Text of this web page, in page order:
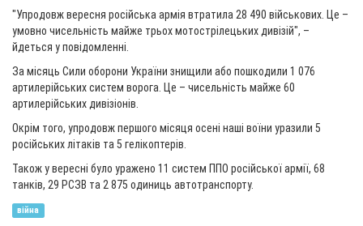
"Упродовж вересня російська армія втратила 28 490 військових. Це –
умовно чисельність майже трьох мотострілецьких дивізій", –
йдеться у повідомленні.
За місяць Сили оборони України знищили або пошкодили 1 076
артилерійських систем ворога. Це – чисельність майже 60
артилерійських дивізіонів.
Окрім того, упродовж першого місяця осені наші воїни уразили 5
російських літаків та 5 гелікоптерів.
Також у вересні було уражено 11 систем ППО російської армії, 68
танків, 29 РСЗВ та 2 875 одиниць автотранспорту.
війна